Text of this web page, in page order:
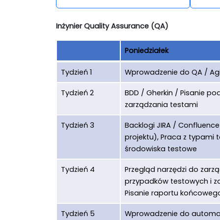
Inżynier Quality Assurance (QA)
Poniedziałek
Tydzień 1 Wprowadzenie do QA /
Tydzień 2
BDD / Gherkin / Pisanie
zarządzania testami
Tydzień 3
Backlogi JIRA /
projektu), Praca z typami
środowiska testowe
Tydzień 4
Przegląd narzędzi do
przypadków testowych i
Pisanie raportu
Tydzień 5 Wprowadzenie do